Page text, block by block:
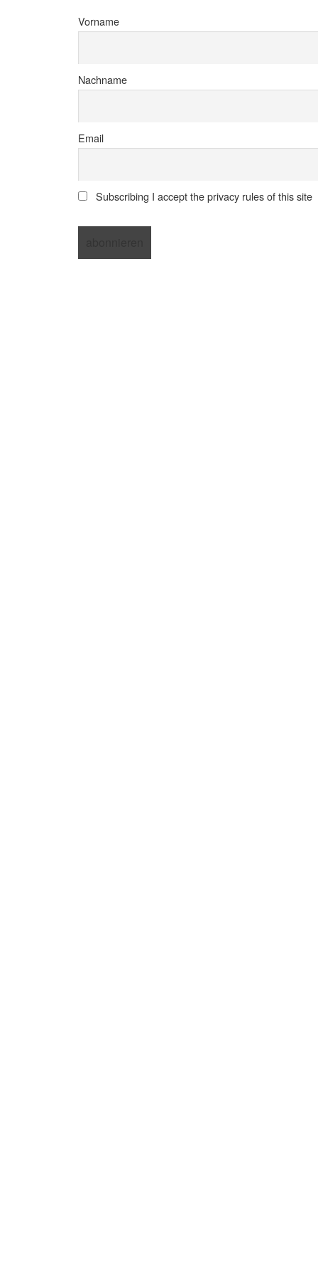
Vorname
Nachname
Email
Subscribing I accept the privacy rules of this site